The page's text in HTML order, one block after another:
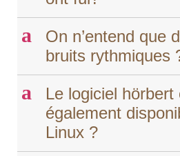
a
On n’entend que
bruits rythmiques
a
Le logiciel hörbert
également
Linux ?